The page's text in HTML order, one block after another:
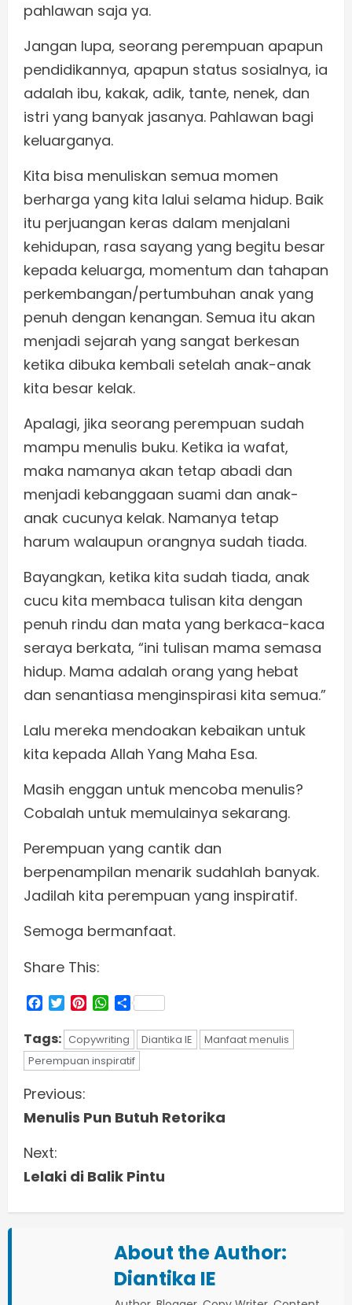
pahlawan saja ya.
Jangan lupa, seorang perempuan apapun
pendidikannya, apapun status sosialnya, ia
adalah ibu, kakak, adik, tante, nenek, dan
istri yang banyak jasanya. Pahlawan bagi
keluarganya.
Kita bisa menuliskan semua momen
berharga yang kita lalui selama hidup. Baik
itu perjuangan keras dalam menjalani
kehidupan, rasa sayang yang begitu besar
kepada keluarga, momentum dan tahapan
perkembangan/pertumbuhan anak yang
penuh dengan kenangan. Semua itu akan
menjadi sejarah yang sangat berkesan
ketika dibuka kembali setelah anak-anak
kita besar kelak.
Apalagi, jika seorang perempuan sudah
mampu menulis buku. Ketika ia wafat,
maka namanya akan tetap abadi dan
menjadi kebanggaan suami dan anak-
anak cucunya kelak. Namanya tetap
harum walaupun orangnya sudah tiada.
Bayangkan, ketika kita sudah tiada, anak
cucu kita membaca tulisan kita dengan
penuh rindu dan mata yang berkaca-kaca
seraya berkata, “ini tulisan mama semasa
hidup. Mama adalah orang yang hebat
dan senantiasa menginspirasi kita semua.”
Lalu mereka mendoakan kebaikan untuk
kita kepada Allah Yang Maha Esa.
Masih enggan untuk mencoba menulis?
Cobalah untuk memulainya sekarang.
Perempuan yang cantik dan
berpenampilan menarik sudahlah banyak.
Jadilah kita perempuan yang inspiratif.
Semoga bermanfaat.
Share This:
Facebook
TwitterPinterestWhatsApp
Share
Tags: Copywriting Diantika IE
Manfaat menulis
Perempuan inspiratif
C
o
n
Previous:
Menulis Pun Butuh Retorika
Next:
Lelaki di Balik Pintu
About the Author:
Diantika IE